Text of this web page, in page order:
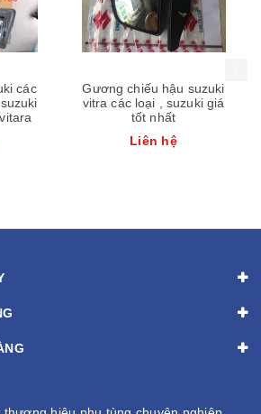
suzuki
suzuki giá
Phụ tùng ô tô vitara 2005,
vitara 2015, đùm cầu sau
vitara 2005 giá tốt nhất
Liên hệ